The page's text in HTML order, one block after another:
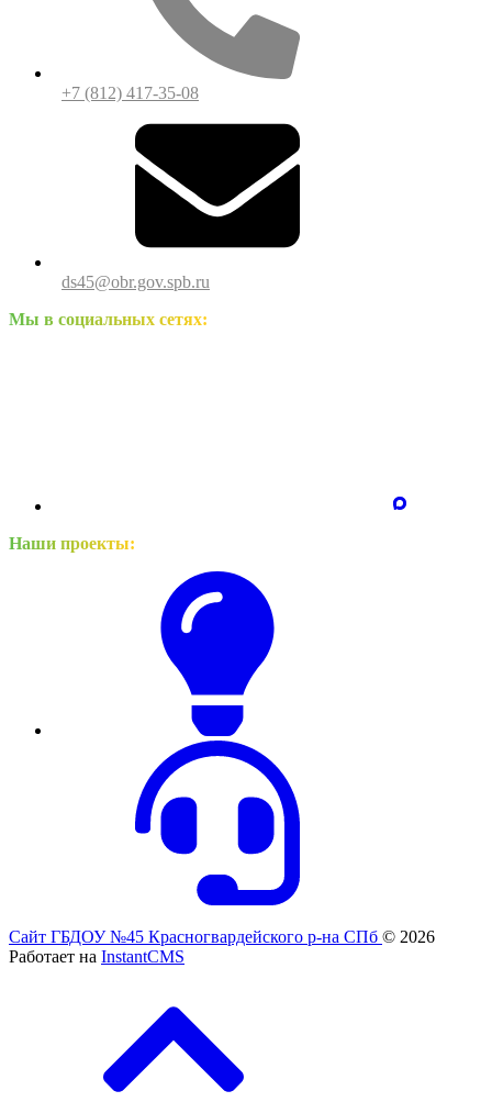
+7 (812) 417-35-08
ds45@obr.gov.spb.ru
Мы в социальных сетях:
Наши проекты:
Сайт ГБДОУ №45 Красногвардейского р-на СПб © 2026
Работает на InstantCMS